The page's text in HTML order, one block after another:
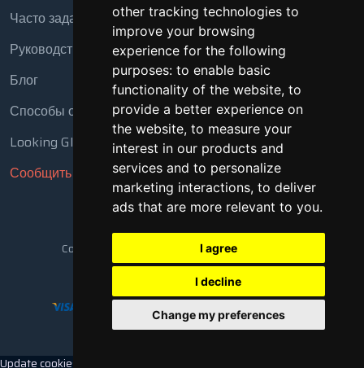
other tracking technologies to
improve your browsing
experience for the following
purposes: to enable basic
functionality of the website, to
provide a better experience on
the website, to measure your
interest in our products and
services and to personalize
marketing interactions, to deliver
ads that are more relevant to you.
I agree
I decline
Change my preferences
Часто задаваемые вопросы
Руководство
Блог
Способы оплаты
Looking Glass
Сообщить о нарушении
Copyright © 2018 - 2026 Все права защищены
Update cookies preferences